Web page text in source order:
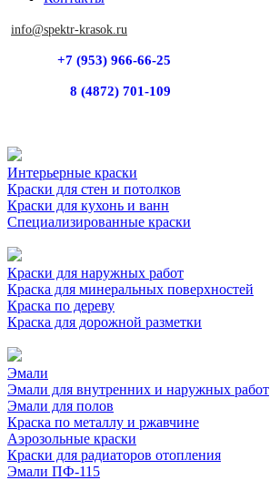
info@spektr-krasok.ru
+7 (953) 966-66-25
8 (4872) 701-109
Интерьерные краски
Краски для стен и потолков
Краски для кухонь и ванн
Специализированные краски
Краски для наружных работ
Краска для минеральных поверхностей
Краска по дереву
Краска для дорожной разметки
Эмали
Эмали для внутренних и наружных работ
Эмали для полов
Краска по металлу и ржавчине
Аэрозольные краски
Краски для радиаторов отопления
Эмали ПФ-115